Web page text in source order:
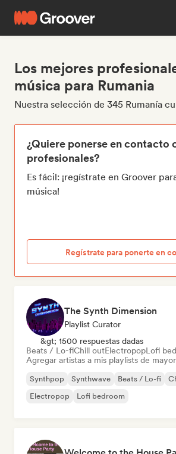
Los mejores
música para Rumania
Nuestra selección de 345 Rumanía
¿Quiere ponerse en contacto
profesionales?
Es fácil: ¡regístrate en Groover
música!
Regístrate para ponerte en
The Synth Dimension
Playlist Curator
&gt; 1500 respuestas dadas
Beats / Lo-fiChill outElectropopLofi
Agregar artistas a mis playlists de
Synthpop Synthwave Beats / Lo-fi
Electropop
Lofi bedroom